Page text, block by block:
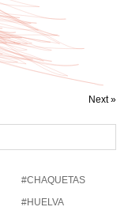
Next »
#CHAQUETAS
#HUELVA